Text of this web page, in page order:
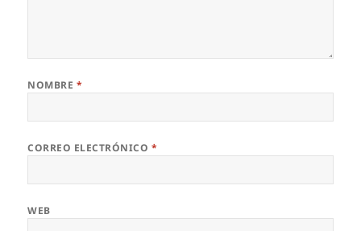
NOMBRE *
CORREO ELECTRÓNICO *
WEB